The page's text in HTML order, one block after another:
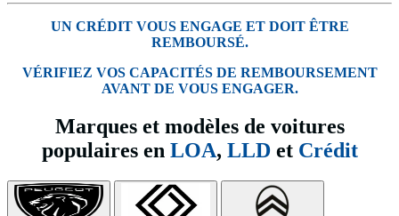
UN CRÉDIT VOUS ENGAGE ET DOIT ÊTRE
REMBOURSÉ.
VÉRIFIEZ VOS CAPACITÉS DE REMBOURSEMENT
AVANT DE VOUS ENGAGER.
Marques et modèles de voitures
populaires en LOA, LLD et Crédit